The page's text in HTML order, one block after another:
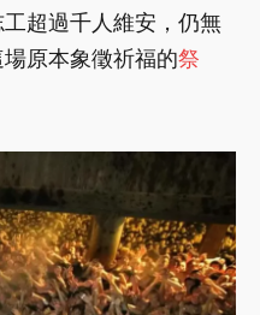
超過千人維安，仍無
原本象徵祈福的祭